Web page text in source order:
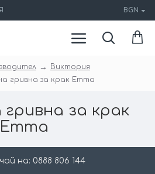
BGN
Виктория
гривна за крак Emma
за крак
Emma
на: 0888 806 144